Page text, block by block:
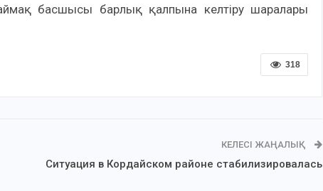
аймақ басшысы барлық қалпына келтіру шаралары
318
КЕЛЕСІ ЖАҢАЛЫҚ
Ситуация в Кордайском районе стабилизировалась